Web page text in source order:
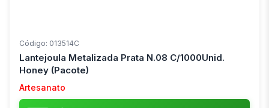
Código: 013514C
Lantejoula Metalizada Prata N.08 C/1000Unid.
Honey (Pacote)
Artesanato